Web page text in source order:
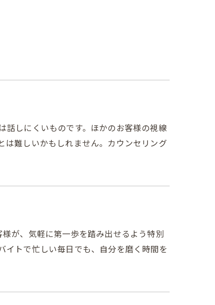
話しにくいものです。ほかのお客様の視線
は難しいかもしれません。カウンセリング
が、気軽に第一歩を踏み出せるよう特別
イトで忙しい毎日でも、自分を磨く時間を